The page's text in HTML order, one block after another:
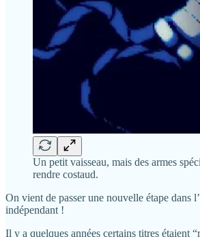
Un petit vaisseau, mais des armes
rendre costaud.
On vient de passer une nouvelle étape dans
indépendant !
Il y a quelques années certains titres étaient